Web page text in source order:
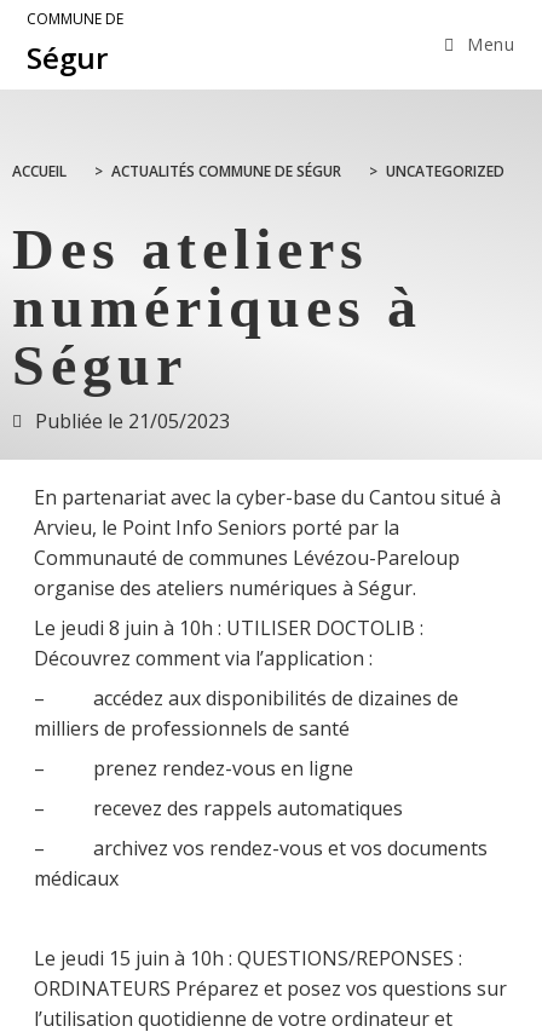
COMMUNE DE
Ségur Menu
ACCUEIL > ACTUALITÉS COMMUNE DE SÉGUR > UNCATEGORIZED
Des ateliers
numériques à
Ségur
Publiée le 21/05/2023
En partenariat avec la cyber-base du Cantou situé à
Arvieu, le Point Info Seniors porté par la
Communauté de communes Lévézou-Pareloup
organise des ateliers numériques à Ségur.
Le jeudi 8 juin à 10h : UTILISER DOCTOLIB :
Découvrez comment via l’application :
– accédez aux disponibilités de dizaines de
milliers de professionnels de santé
– prenez rendez-vous en ligne
– recevez des rappels automatiques
– archivez vos rendez-vous et vos documents
médicaux
Le jeudi 15 juin à 10h : QUESTIONS/REPONSES :
ORDINATEURS Préparez et posez vos questions sur
l’utilisation quotidienne de votre ordinateur et